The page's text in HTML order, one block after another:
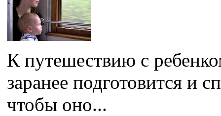
К путешествию с
заранее подготовится и
чтобы оно...